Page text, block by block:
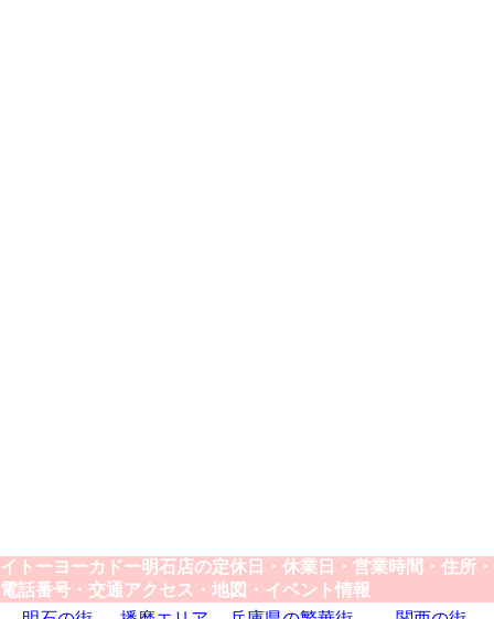
イトーヨーカドー明石店の定休日・休業日・営業時間・住所・
電話番号・交通アクセス・地図・イベント情報